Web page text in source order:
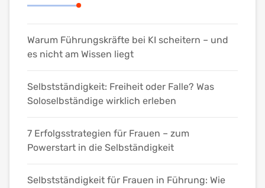
Warum Führungskräfte bei KI scheitern – und
es nicht am Wissen liegt
Selbstständigkeit: Freiheit oder Falle? Was
Soloselbständige wirklich erleben
7 Erfolgsstrategien für Frauen – zum
Powerstart in die Selbständigkeit
Selbstständigkeit für Frauen in Führung: Wie